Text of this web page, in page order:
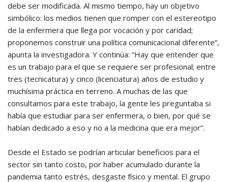
debe ser modificada. Al mismo tiempo, hay un objetivo
simbólico: los medios tienen que romper con el estereotipo
de la enfermera que llega por vocación y por caridad;
proponemos construir una política comunicacional diferente”,
apunta la investigadora. Y continúa: “Hay que entender que
es un trabajo para el que se requiere ser profesional; entre
tres (tecnicatura) y cinco (licenciatura) años de estudio y
muchísima práctica en terreno. A muchas de las que
consultamos para este trabajo, la gente les preguntaba si
había que estudiar para ser enfermera, o bien, por qué se
habían dedicado a eso y no a la medicina que era mejor”.
Desde el Estado se podrían articular beneficios para el
sector sin tanto costo, por haber acumulado durante la
pandemia tanto estrés, desgaste físico y mental. El grupo